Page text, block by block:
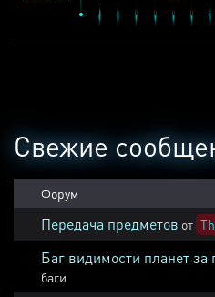
Свежие
Форум
Передача предметов от
Баг видимости планет
баги